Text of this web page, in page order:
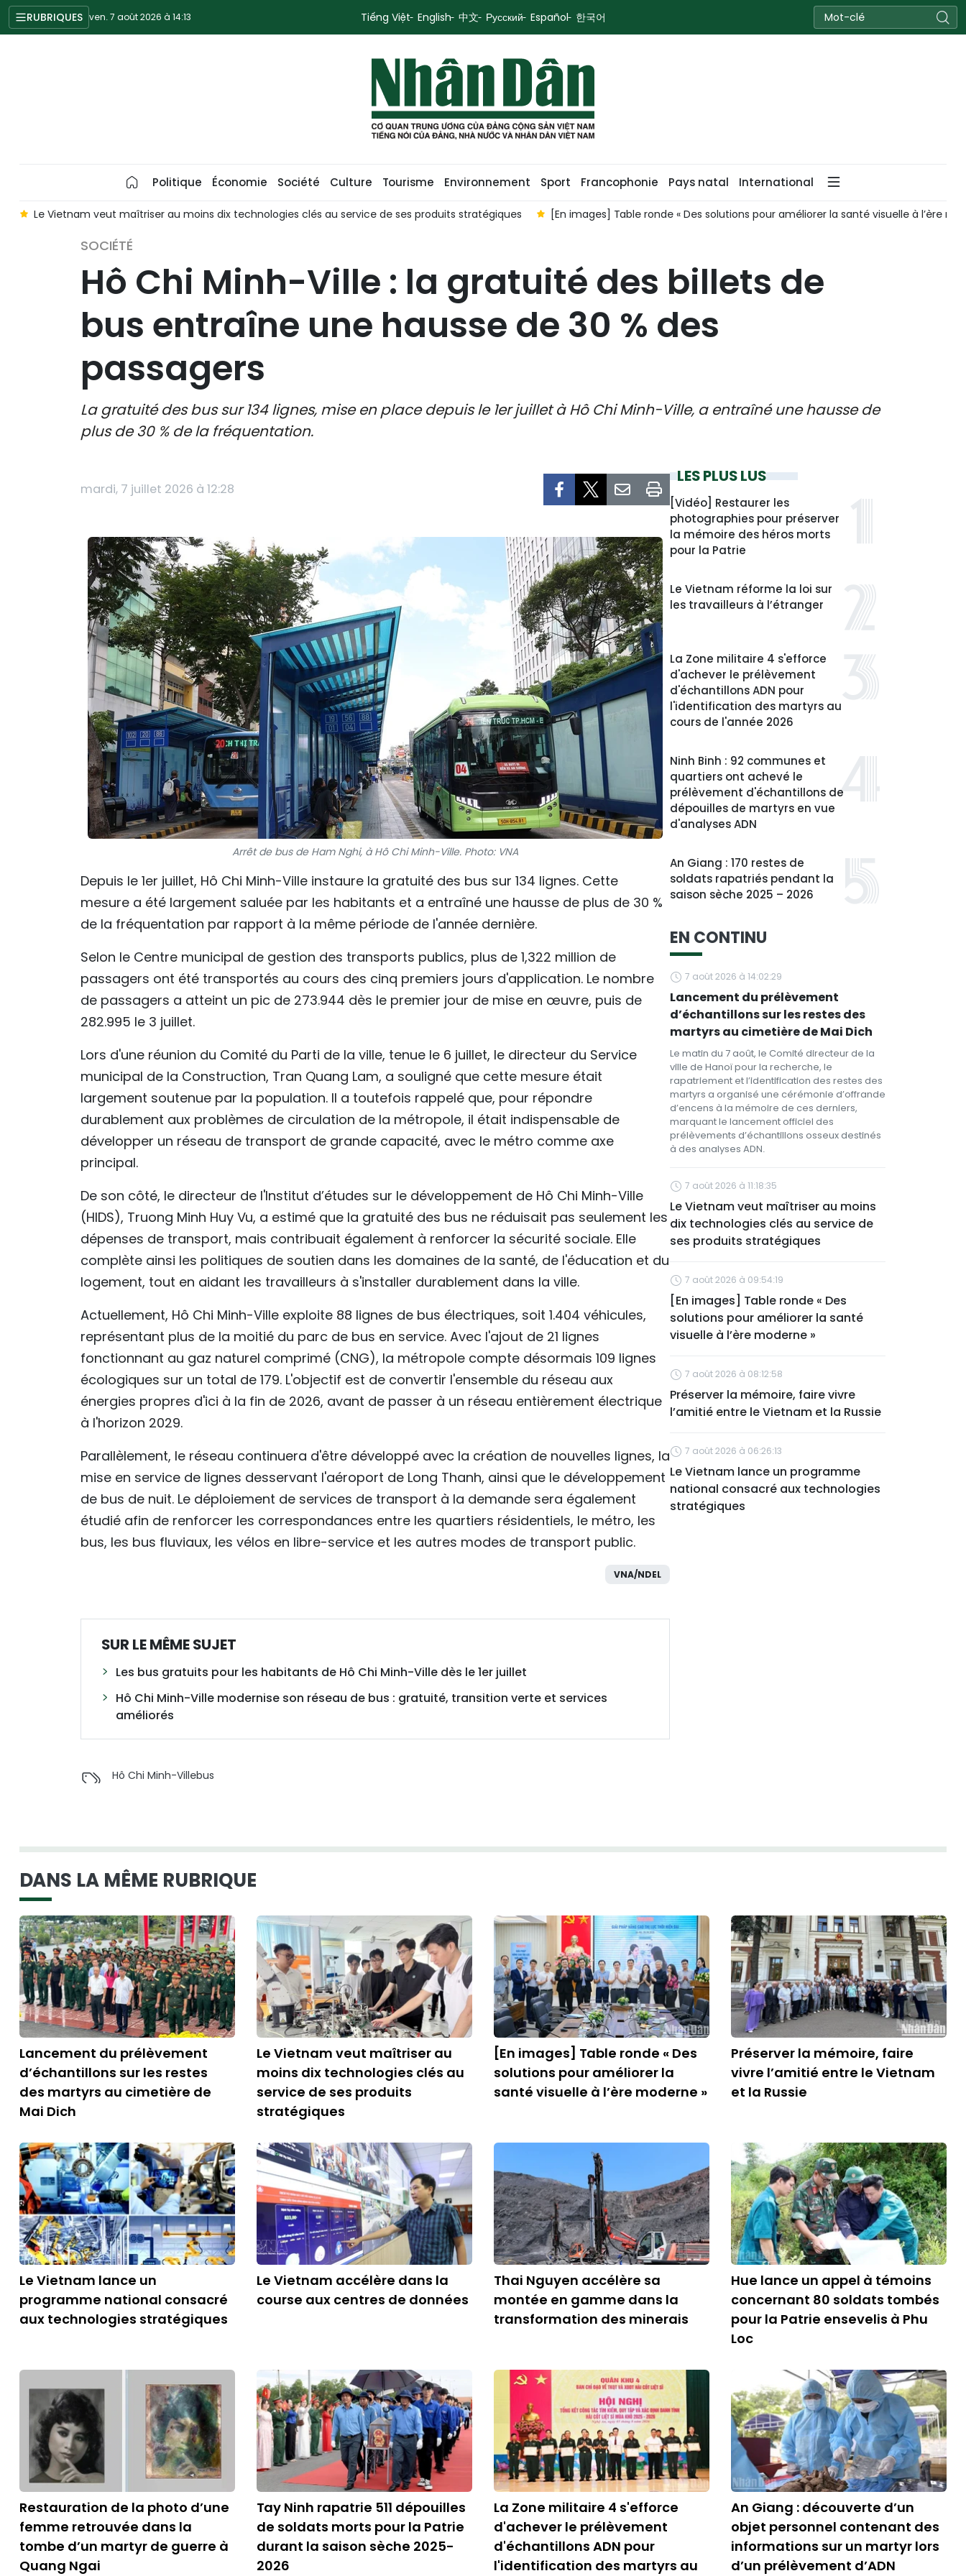
RUBRIQUES ven. 7 août 2026 à 14:13 Tiếng Việt English 中文 Русский Español 한국어
Politique Économie Société Culture Tourisme Environnement Sport Francophonie Pays natal International
[En images] Table ronde « Des solutions pour améliorer la santé visuelle à l’ère moderne » Préserver la mémoire, faire vivre l’amitié entre le Vietnam et la Russie Le Vietnam
SOCIÉTÉ
Hô Chi Minh-Ville : la gratuité des billets de
bus entraîne une hausse de 30 % des
passagers
La gratuité des bus sur 134 lignes, mise en place depuis le 1er juillet à Hô Chi Minh-Ville, a entraîné une hausse de
plus de 30 % de la fréquentation.
mardi, 7 juillet 2026 à 12:28
Arrêt de bus de Ham Nghi, à Hô Chi Minh-Ville. Photo: VNA
Depuis le 1er juillet, Hô Chi Minh-Ville instaure la gratuité des bus sur 134 lignes. Cette
mesure a été largement saluée par les habitants et a entraîné une hausse de plus de 30 %
de la fréquentation par rapport à la même période de l'année dernière.
Selon le Centre municipal de gestion des transports publics, plus de 1,322 million de
passagers ont été transportés au cours des cinq premiers jours d'application. Le nombre
de passagers a atteint un pic de 273.944 dès le premier jour de mise en œuvre, puis de
282.995 le 3 juillet.
Lors d'une réunion du Comité du Parti de la ville, tenue le 6 juillet, le directeur du Service
municipal de la Construction, Tran Quang Lam, a souligné que cette mesure était
largement soutenue par la population. Il a toutefois rappelé que, pour répondre
durablement aux problèmes de circulation de la métropole, il était indispensable de
développer un réseau de transport de grande capacité, avec le métro comme axe
principal.
De son côté, le directeur de l'Institut d’études sur le développement de Hô Chi Minh-Ville
(HIDS), Truong Minh Huy Vu, a estimé que la gratuité des bus ne réduisait pas seulement les
dépenses de transport, mais contribuait également à renforcer la sécurité sociale. Elle
complète ainsi les politiques de soutien dans les domaines de la santé, de l'éducation et du
logement, tout en aidant les travailleurs à s'installer durablement dans la ville.
Actuellement, Hô Chi Minh-Ville exploite 88 lignes de bus électriques, soit 1.404 véhicules,
représentant plus de la moitié du parc de bus en service. Avec l'ajout de 21 lignes
fonctionnant au gaz naturel comprimé (CNG), la métropole compte désormais 109 lignes
écologiques sur un total de 179. L'objectif est de convertir l'ensemble du réseau aux
énergies propres d'ici à la fin de 2026, avant de passer à un réseau entièrement électrique
à l'horizon 2029.
Parallèlement, le réseau continuera d'être développé avec la création de nouvelles lignes, la
mise en service de lignes desservant l'aéroport de Long Thanh, ainsi que le développement
de bus de nuit. Le déploiement de services de transport à la demande sera également
étudié afin de renforcer les correspondances entre les quartiers résidentiels, le métro, les
bus, les bus fluviaux, les vélos en libre-service et les autres modes de transport public.
VNA/NDEL
SUR LE MÊME SUJET
Les bus gratuits pour les habitants de Hô Chi Minh-Ville dès le 1er juillet
Hô Chi Minh-Ville modernise son réseau de bus : gratuité, transition verte et services
améliorés
Hô Chi Minh-Villebus
LES PLUS LUS
[Vidéo] Restaurer les
photographies pour préserver
la mémoire des héros morts
pour la Patrie
Le Vietnam réforme la loi sur
les travailleurs à l’étranger
La Zone militaire 4 s'efforce
d'achever le prélèvement
d'échantillons ADN pour
l'identification des martyrs au
cours de l'année 2026
Ninh Binh : 92 communes et
quartiers ont achevé le
prélèvement d'échantillons de
dépouilles de martyrs en vue
d'analyses ADN
An Giang : 170 restes de
soldats rapatriés pendant la
saison sèche 2025 – 2026
EN CONTINU
7 août 2026 à 14:02:29
Lancement du prélèvement
d’échantillons sur les restes des
martyrs au cimetière de Mai Dich
Le matin du 7 août, le Comité directeur de la
ville de Hanoï pour la recherche, le
rapatriement et l’identification des restes des
martyrs a organisé une cérémonie d’offrande
d’encens à la mémoire de ces derniers,
marquant le lancement officiel des
prélèvements d’échantillons osseux destinés
à des analyses ADN.
7 août 2026 à 11:18:35
Le Vietnam veut maîtriser au moins
dix technologies clés au service de
ses produits stratégiques
7 août 2026 à 09:54:19
[En images] Table ronde « Des
solutions pour améliorer la santé
visuelle à l’ère moderne »
7 août 2026 à 08:12:58
Préserver la mémoire, faire vivre
l’amitié entre le Vietnam et la Russie
7 août 2026 à 06:26:13
Le Vietnam lance un programme
national consacré aux technologies
stratégiques
DANS LA MÊME RUBRIQUE
Lancement du prélèvement
d’échantillons sur les restes
des martyrs au cimetière de
Mai Dich
Le Vietnam veut maîtriser au
moins dix technologies clés au
service de ses produits
stratégiques
[En images] Table ronde « Des
solutions pour améliorer la
santé visuelle à l’ère moderne »
Préserver la mémoire, faire
vivre l’amitié entre le Vietnam
et la Russie
Le Vietnam lance un
programme national consacré
aux technologies stratégiques
Le Vietnam accélère dans la
course aux centres de données
Thai Nguyen accélère sa
montée en gamme dans la
transformation des minerais
Hue lance un appel à témoins
concernant 80 soldats tombés
pour la Patrie ensevelis à Phu
Loc
Restauration de la photo d’une
femme retrouvée dans la
tombe d’un martyr de guerre à
Quang Ngai
Tay Ninh rapatrie 511 dépouilles
de soldats morts pour la Patrie
durant la saison sèche 2025-
2026
La Zone militaire 4 s'efforce
d'achever le prélèvement
d'échantillons ADN pour
l'identification des martyrs au
An Giang : découverte d’un
objet personnel contenant des
informations sur un martyr lors
d’un prélèvement d’ADN